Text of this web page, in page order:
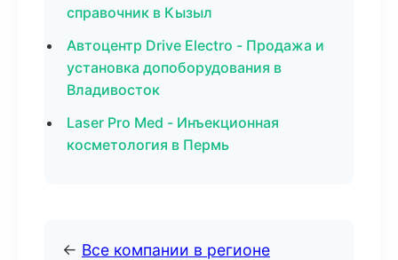
справочник в Кызыл
Автоцентр Drive Electro - Продажа и
установка допоборудования в
Владивосток
Laser Pro Med - Инъекционная
косметология в Пермь
← Все компании в регионе